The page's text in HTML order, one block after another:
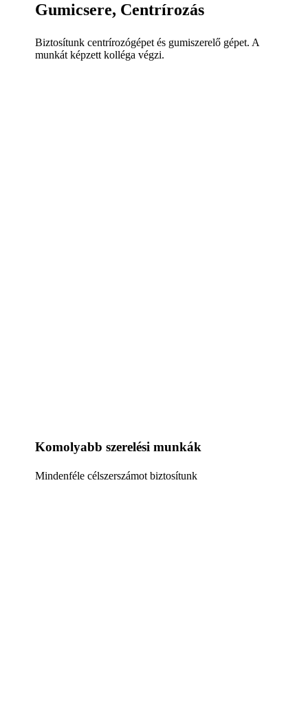
Gumicsere, Centrírozás
Biztosítunk centrírozógépet és gumiszerelő gépet. A
munkát képzett kolléga végzi.
Komolyabb szerelési munkák
Mindenféle célszerszámot biztosítunk